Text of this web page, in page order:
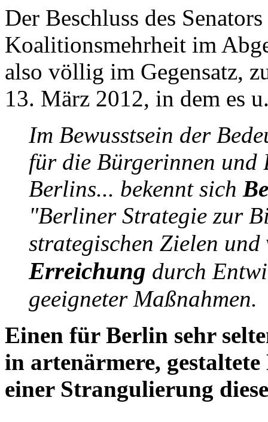
Der Beschluss des
Koalitionsmehrheit im
also völlig im Gegensatz,
13. März 2012, in dem es
Im Bewusstsein der
für die Bürgerinnen und
Berlins... bekennt sich
"Berliner Strategie zur
strategischen Zielen und
Erreichung durch
geeigneter Maßnahmen.
Einen für Berlin sehr
in artenärmere,
einer Strangulierung